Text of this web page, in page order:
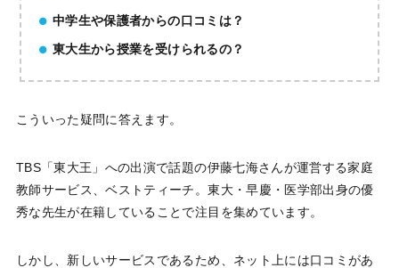
中学生や保護者からの口コミは？
東大生から授業を受けられるの？
こういった疑問に答えます。
TBS「東大王」への出演で話題の伊藤七海さんが運営する家庭
教師サービス、ベストティーチ。東大・早慶・医学部出身の優
秀な先生が在籍していることで注目を集めています。
しかし、新しいサービスであるため、ネット上には口コミがあ